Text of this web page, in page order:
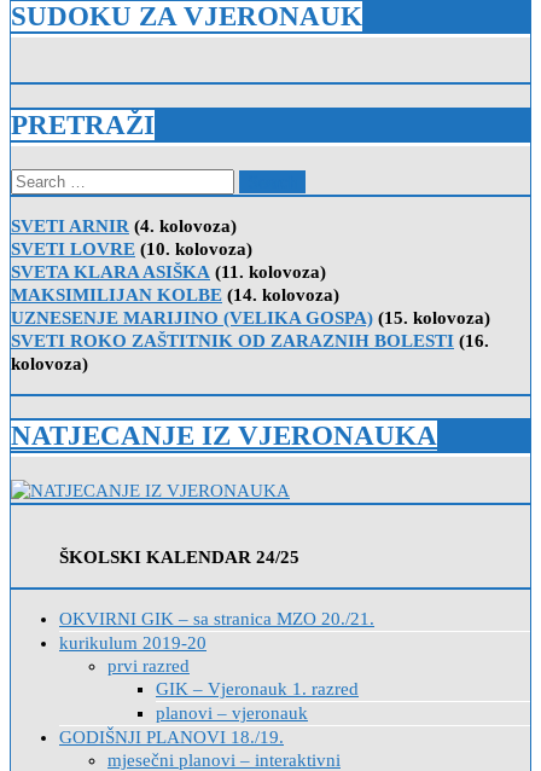
SUDOKU ZA VJERONAUK
PRETRAŽI
Search
for:
SVETI ARNIR (4. kolovoza)
SVETI LOVRE (10. kolovoza)
SVETA KLARA ASIŠKA (11. kolovoza)
MAKSIMILIJAN KOLBE (14. kolovoza)
UZNESENJE MARIJINO (VELIKA GOSPA) (15. kolovoza)
SVETI ROKO ZAŠTITNIK OD ZARAZNIH BOLESTI (16.
kolovoza)
NATJECANJE IZ VJERONAUKA
ŠKOLSKI KALENDAR 24/25
OKVIRNI GIK – sa stranica MZO 20./21.
kurikulum 2019-20
prvi razred
GIK – Vjeronauk 1. razred
planovi – vjeronauk
GODIŠNJI PLANOVI 18./19.
mjesečni planovi – interaktivni